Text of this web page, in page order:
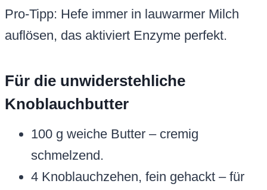
Pro-Tipp: Hefe immer in lauwarmer Milch
auflösen, das aktiviert Enzyme perfekt.
Für die unwiderstehliche
Knoblauchbutter
100 g weiche Butter – cremig
schmelzend.
4 Knoblauchzehen, fein gehackt – für